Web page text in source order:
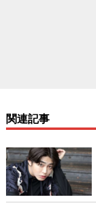
関連記事